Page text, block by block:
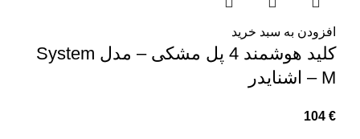
افزودن به سبد خرید
کلید هوشمند 4 پل مشکی – مدل System
M – اشنایدر
104 €